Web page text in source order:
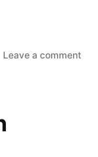
Leave a comment